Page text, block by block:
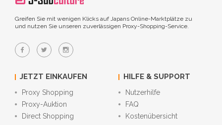
Greifen Sie mit wenigen Klicks auf Japans Online-Marktplätze zu
und nutzen Sie unseren zuverlässigen Proxy-Shopping-Service.
JETZT EINKAUFEN
Proxy Shopping
Proxy-Auktion
Direct Shopping
HILFE & SUPPORT
Nutzerhilfe
FAQ
Kostenübersicht